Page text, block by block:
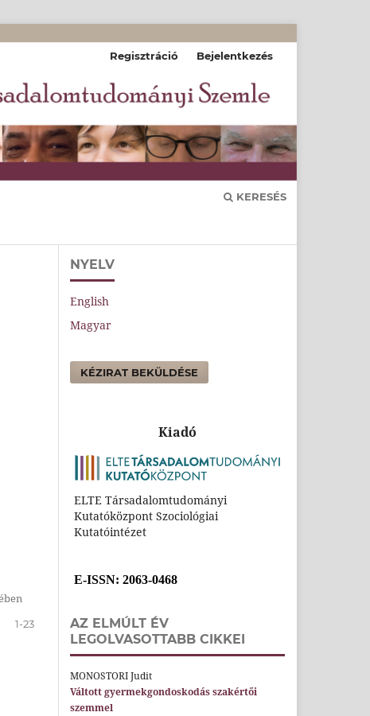
KERESÉS
Regisztráció Bejelentkezés
1-23
NYELV
English
Magyar
KÉZIRAT BEKÜLDÉSE
Kiadó
ELTE Társadalomtudományi
Kutatóközpont Szociológiai
Kutatóintézet
E-ISSN: 2063-0468
AZ ELMÚLT ÉV
LEGOLVASOTTABB CIKKEI
MONOSTORI Judit
Váltott gyermekgondoskodás szakértői
szemmel